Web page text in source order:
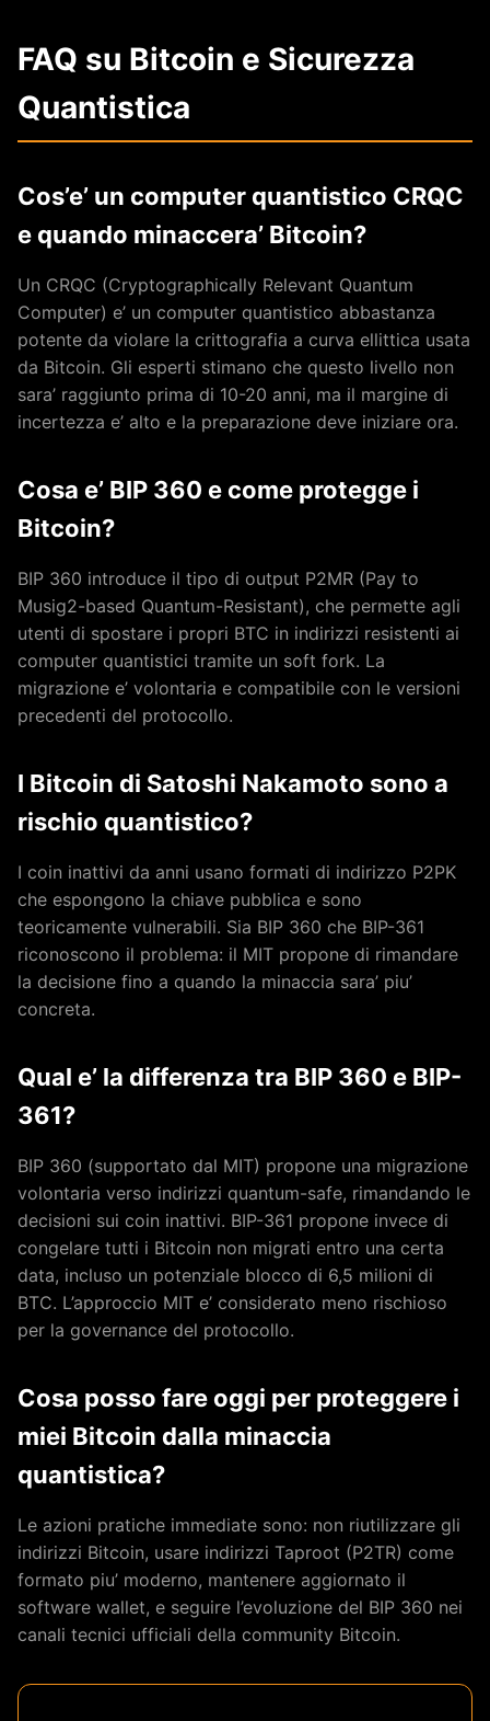
FAQ su Bitcoin e Sicurezza
Quantistica
Cos’e’ un computer quantistico CRQC
e quando minaccera’ Bitcoin?
Un CRQC (Cryptographically Relevant Quantum
Computer) e’ un computer quantistico abbastanza
potente da violare la crittografia a curva ellittica usata
da Bitcoin. Gli esperti stimano che questo livello non
sara’ raggiunto prima di 10-20 anni, ma il margine di
incertezza e’ alto e la preparazione deve iniziare ora.
Cosa e’ BIP 360 e come protegge i
Bitcoin?
BIP 360 introduce il tipo di output P2MR (Pay to
Musig2-based Quantum-Resistant), che permette agli
utenti di spostare i propri BTC in indirizzi resistenti ai
computer quantistici tramite un soft fork. La
migrazione e’ volontaria e compatibile con le versioni
precedenti del protocollo.
I Bitcoin di Satoshi Nakamoto sono a
rischio quantistico?
I coin inattivi da anni usano formati di indirizzo P2PK
che espongono la chiave pubblica e sono
teoricamente vulnerabili. Sia BIP 360 che BIP-361
riconoscono il problema: il MIT propone di rimandare
la decisione fino a quando la minaccia sara’ piu’
concreta.
Qual e’ la differenza tra BIP 360 e BIP-
361?
BIP 360 (supportato dal MIT) propone una migrazione
volontaria verso indirizzi quantum-safe, rimandando le
decisioni sui coin inattivi. BIP-361 propone invece di
congelare tutti i Bitcoin non migrati entro una certa
data, incluso un potenziale blocco di 6,5 milioni di
BTC. L’approccio MIT e’ considerato meno rischioso
per la governance del protocollo.
Cosa posso fare oggi per proteggere i
miei Bitcoin dalla minaccia
quantistica?
Le azioni pratiche immediate sono: non riutilizzare gli
indirizzi Bitcoin, usare indirizzi Taproot (P2TR) come
formato piu’ moderno, mantenere aggiornato il
software wallet, e seguire l’evoluzione del BIP 360 nei
canali tecnici ufficiali della community Bitcoin.